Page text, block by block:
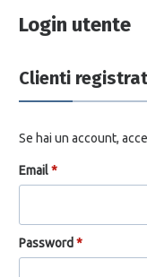
Login utente
Clienti
Se hai un account,
Email*
Password *